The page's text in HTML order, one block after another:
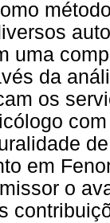
uma
da
os
em
o